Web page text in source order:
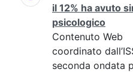
il 12% ha avuto
psicologico
Contenuto Web
coordinato
seconda ondata